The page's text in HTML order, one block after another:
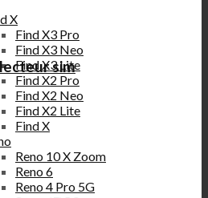
X
Find X3 Pro
Find X3 Neo
Find X3 Lite
Find X2 Pro
Find X2 Neo
Find X2 Lite
Find X
Reno 10 X Zoom
Reno 6
Reno 4 Pro 5G
sim